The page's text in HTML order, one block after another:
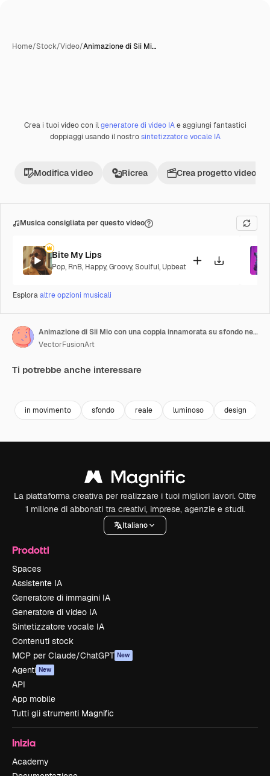
Home/Stock/Video/Animazione di Sii Mi…
PremiumCreata con IA
Crea i tuoi video con ilgeneratore di video IAe aggiungi fantastici
doppiaggi usando il nostrosintetizzatore vocale IA
Modifica video Ricrea Crea progetto video
Musica consigliata per questo video
Bite My Lips
Pop, RnB, Happy,Groovy,Soulful, Upbeat
Esploraaltre opzioni musicali
Animazione di Sii Mio con una coppia innamorata su sfondo nero
VectorFusionArt
Ti potrebbe anche interessare
in movimento sfondo reale luminoso design
La piattaforma creativa per realizzare i tuoi migliori lavori. Oltre
1 milione di abbonati tra creativi, imprese, agenzie e studi.
Italiano
Prodotti
Spaces
Assistente IA
Generatore di immagini IA
Generatore di video IA
Sintetizzatore vocale IA
Contenuti stock
MCP per Claude/ChatGPT New
Agenti New
API
App mobile
Tutti gli strumenti Magnific
Inizia
Academy